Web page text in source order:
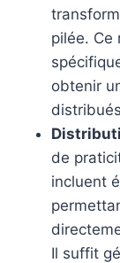
pilée. Ce
obtenir
de
incluent
Il suffit